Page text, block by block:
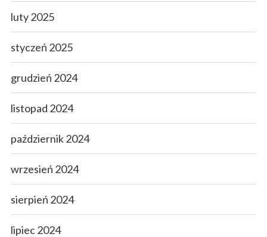
luty 2025
styczeń 2025
grudzień 2024
listopad 2024
październik 2024
wrzesień 2024
sierpień 2024
lipiec 2024